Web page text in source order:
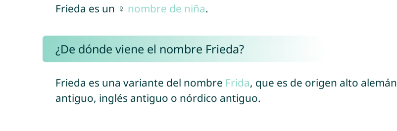
Frieda es un ♀ nombre de niña.
¿De dónde viene el nombre Frieda?
Frieda es una variante del nombre Frida, que es de origen alto alemán
antiguo, inglés antiguo o nórdico antiguo.